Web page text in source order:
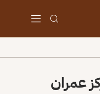
عمران